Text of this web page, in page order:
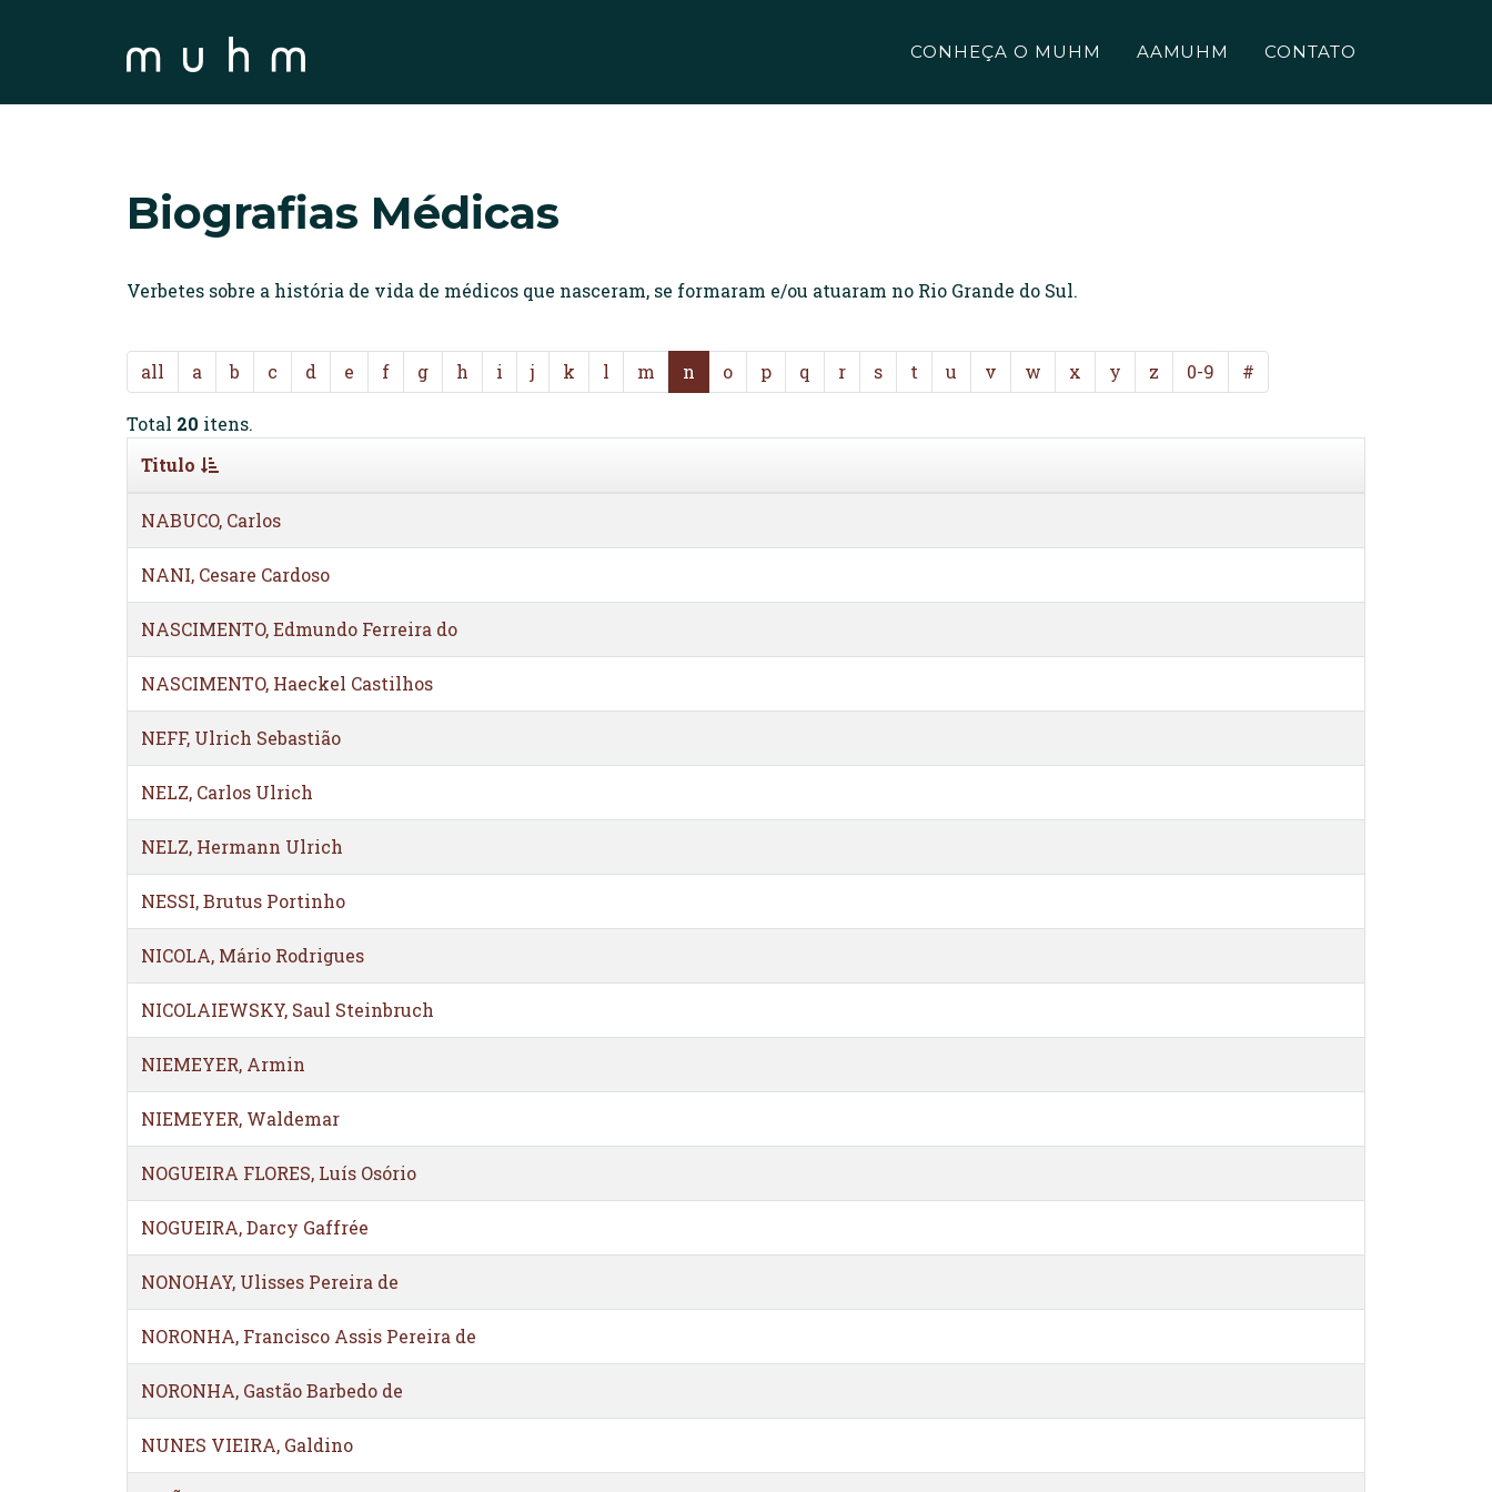
CONHEÇA O MUHM AAMUHM CONTATO
Biografias Médicas
Verbetes sobre a história de vida de médicos que nasceram, se formaram e/ou atuaram no Rio Grande do Sul.
all a b c d e f g h i j k l m n o p q r s t u v w x y z 0-9 #
Total 20 itens.
Titulo
NABUCO, Carlos
NANI, Cesare Cardoso
NASCIMENTO, Edmundo Ferreira do
NASCIMENTO, Haeckel Castilhos
NEFF, Ulrich Sebastião
NELZ, Carlos Ulrich
NELZ, Hermann Ulrich
NESSI, Brutus Portinho
NICOLA, Mário Rodrigues
NICOLAIEWSKY, Saul Steinbruch
NIEMEYER, Armin
NIEMEYER, Waldemar
NOGUEIRA FLORES, Luís Osório
NOGUEIRA, Darcy Gaffrée
NONOHAY, Ulisses Pereira de
NORONHA, Francisco Assis Pereira de
NORONHA, Gastão Barbedo de
NUNES VIEIRA, Galdino